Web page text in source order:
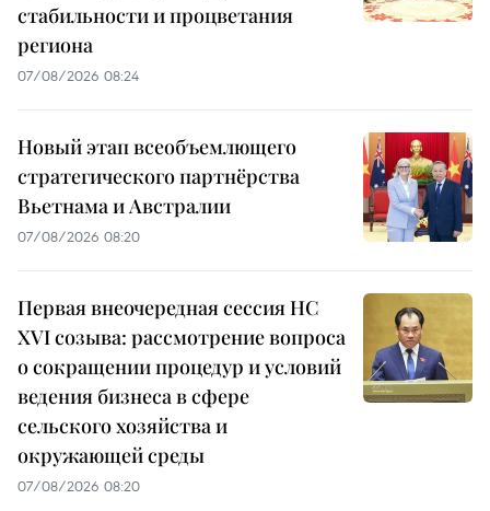
стабильности и процветания
региона
07/08/2026 08:24
Новый этап всеобъемлющего
стратегического партнёрства
Вьетнама и Австралии
07/08/2026 08:20
Первая внеочередная сессия НС
XVI созыва: рассмотрение вопроса
о сокращении процедур и условий
ведения бизнеса в сфере
сельского хозяйства и
окружающей среды
07/08/2026 08:20